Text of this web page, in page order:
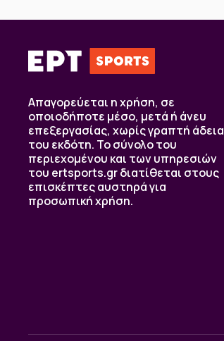
Απαγορεύεται η χρήση, σε
οποιοδήποτε μέσο, μετά ή άνευ
επεξεργασίας, χωρίς γραπτή άδεια
του εκδότη. Το σύνολο του
περιεχομένου και των υπηρεσιών
του ertsports.gr διατίθεται στους
επισκέπτες αυστηρά για
προσωπική χρήση.